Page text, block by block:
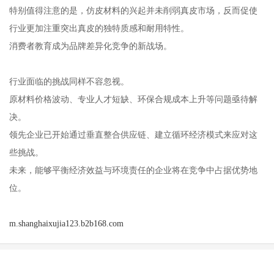
特别值得注意的是，仿皮材料的兴起并未削弱真皮市场，反而促使
行业更加注重突出真皮的独特质感和耐用特性。
消费者教育成为品牌差异化竞争的新战场。
行业面临的挑战同样不容忽视。
原材料价格波动、专业人才短缺、环保合规成本上升等问题亟待解
决。
领先企业已开始通过垂直整合供应链、建立循环经济模式来应对这
些挑战。
未来，能够平衡经济效益与环境责任的企业将在竞争中占据优势地
位。
m.shanghaixujia123.b2b168.com